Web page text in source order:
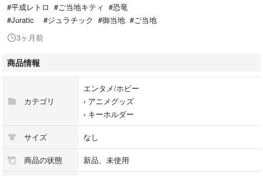
#平成レトロ #ご当地キティ #恐竜
#Juratic #ジュラチック #御当地 #ご当地
3ヶ月前
商品情報
カテゴリ
エンタメ/ホビー
› アニメグッズ
› キーホルダー
サイズ なし
商品の状態 新品、未使用